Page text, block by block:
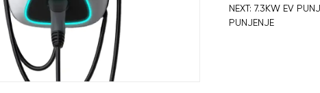
NEXT: 7.3KW EV
PUNJENJE